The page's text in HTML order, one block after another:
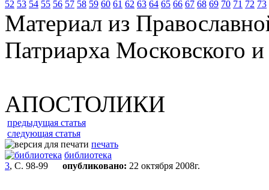
52 53 54 55 56 57 58 59 60 61 62 63 64 65 66 67 68 69 70 71 72 73
Материал из
Патриарха Московского
АПОСТОЛИКИ
предыдущая статья
следующая статья
печать
библиотека
3, С. 98-99 опубликовано: 22 октября 2008г.